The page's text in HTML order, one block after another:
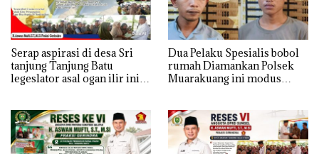
Serap aspirasi di desa Sri
tanjung Tanjung Batu
legeslator asal ogan ilir ini
banjir jika musim hujan
Dua Pelaku Spesialis bobol
rumah Diamankan Polsek
Muarakuang ini modus